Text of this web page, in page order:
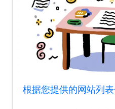
根据您提供的网站列